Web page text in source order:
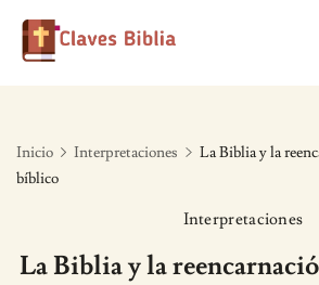
Skip
Inicio Interpretaciones
La Biblia y la
bíblico
Interpretaciones
La Biblia y la